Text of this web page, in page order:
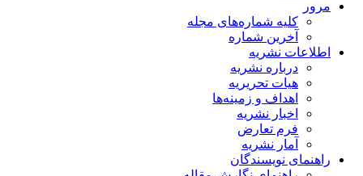
مرور
کلیه شماره‌های مجله
آخرین شماره
اطلاعات نشریه
درباره نشریه
هیات تحریریه
اهداف و زمینه‌ها
اخبار نشریه
فرم تعارض
آمار نشریه
راهنمای نویسندگان